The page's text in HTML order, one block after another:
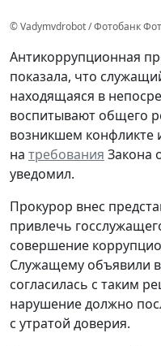
© Vadymvdrobot / Фотобанк
Антикоррупционная
показала, что
находящаяся в
воспитывают общего
возникшем конфликте
на требования Закона
уведомил.
Прокурор внес
привлечь
совершение
Служащему объявили
согласилась с таким
нарушение должно
с утратой доверия.